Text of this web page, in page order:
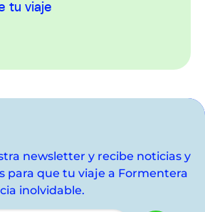
tu viaje
newsletter y recibe noticias y
para que tu viaje a Formentera
inolvidable.